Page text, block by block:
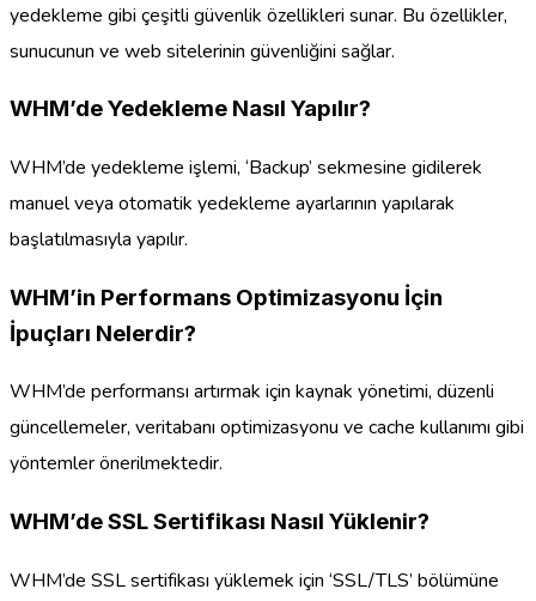
yedekleme gibi çeşitli güvenlik özellikleri sunar. Bu özellikler,
sunucunun ve web sitelerinin güvenliğini sağlar.
WHM’de Yedekleme Nasıl Yapılır?
WHM’de yedekleme işlemi, ‘Backup’ sekmesine gidilerek
manuel veya otomatik yedekleme ayarlarının yapılarak
başlatılmasıyla yapılır.
WHM’in Performans Optimizasyonu İçin
İpuçları Nelerdir?
WHM’de performansı artırmak için kaynak yönetimi, düzenli
güncellemeler, veritabanı optimizasyonu ve cache kullanımı gibi
yöntemler önerilmektedir.
WHM’de SSL Sertifikası Nasıl Yüklenir?
WHM’de SSL sertifikası yüklemek için ‘SSL/TLS’ bölümüne